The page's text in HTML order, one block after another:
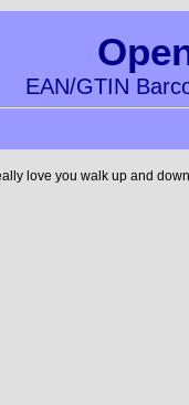
EAN/GTIN
love you walk up and